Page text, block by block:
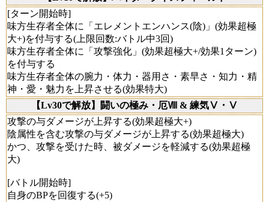
[ターン開始時]
味方生存者全体に「エレメントエンハンス(陰)」(効果超極
大+)を付与する(上限回数:バトル中3回)
味方生存者全体に「攻撃強化」(効果超極大+/効果1ターン)
を付与する
味方生存者全体の腕力・体力・器用さ・素早さ・知力・精
神・愛・魅力を上昇させる(効果特大)
【Lv30で解放】闘いの極み・厄Ⅷ & 練気Ⅴ・Ⅴ
攻撃の与ダメージが上昇する(効果超極大+)
陰属性を含む攻撃の与ダメージが上昇する(効果超極大)
かつ、攻撃を受けた時、被ダメージを軽減する(効果超極
大)
[バトル開始時]
自身のBPを回復する(+5)